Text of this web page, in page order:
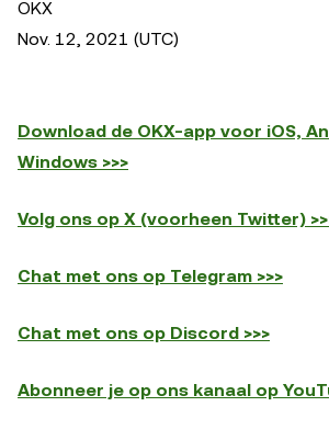
OKX
Nov. 12, 2021 (UTC)
Download de OKX-app voor iOS,
Windows >>>
Volg ons op X (voorheen Twitter)
Chat met ons op Telegram >>>
Chat met ons op Discord >>>
Abonneer je op ons kanaal op